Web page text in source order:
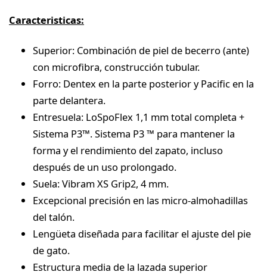
Caracteristicas:
Superior: Combinación de piel de becerro (ante)
con microfibra, construcción tubular.
Forro: Dentex en la parte posterior y Pacific en la
parte delantera.
Entresuela: LoSpoFlex 1,1 mm total completa +
Sistema P3™. Sistema P3 ™ para mantener la
forma y el rendimiento del zapato, incluso
después de un uso prolongado.
Suela: Vibram XS Grip2, 4 mm.
Excepcional precisión en las micro-almohadillas
del talón.
Lengüeta diseñada para facilitar el ajuste del pie
de gato.
Estructura media de la lazada superior